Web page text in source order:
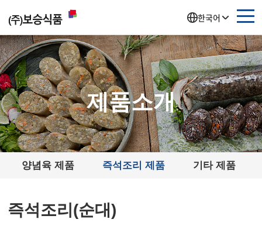
한국어
제품소개
양념육 제품 즉석조리 제품 기타 제품
즉석조리(순대)